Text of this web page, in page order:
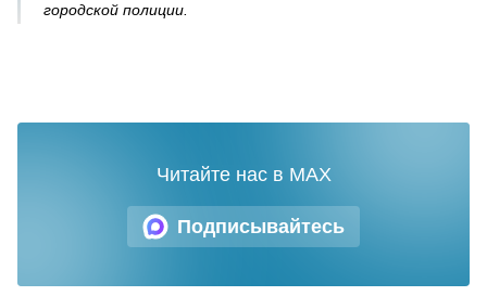
городской полиции.
Подписывайтесь
Читайте нас в MAX